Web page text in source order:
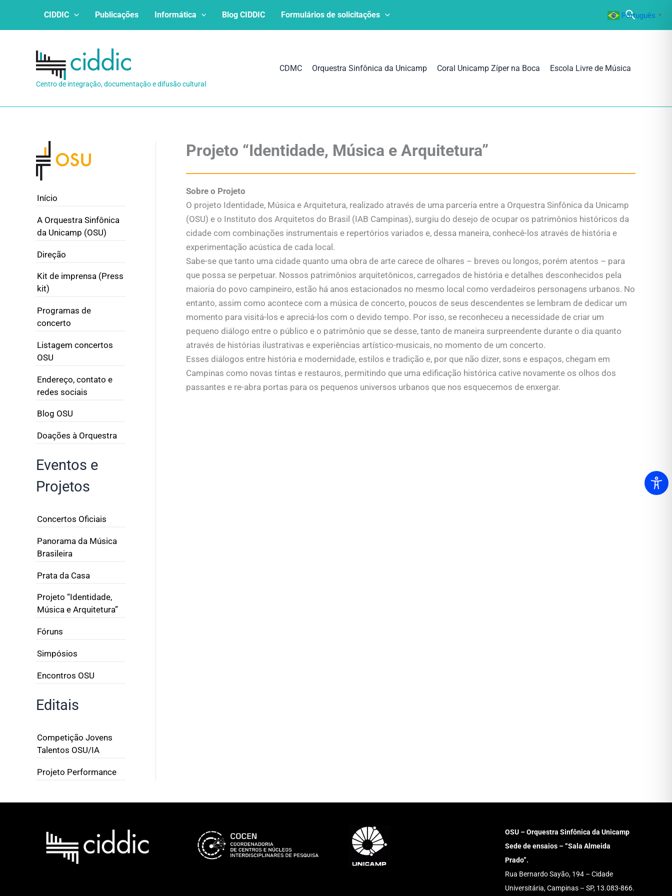
CIDDIC Publicações Informática Blog CIDDIC Formulários de solicitações
Centro de integração, documentação e difusão cultural
CDMC Orquestra Sinfônica da Unicamp Coral Unicamp Zíper na Boca Escola Livre de Música
Início
A Orquestra Sinfônica
da Unicamp (OSU)
Direção
Kit de imprensa (Press
kit)
Programas de
concerto
Listagem concertos
OSU
Endereço, contato e
redes sociais
Blog OSU
Doações à Orquestra
Eventos e
Projetos
Concertos Oficiais
Panorama da Música
Brasileira
Prata da Casa
Projeto “Identidade,
Música e Arquitetura”
Fóruns
Simpósios
Encontros OSU
Editais
Competição Jovens
Talentos OSU/IA
Projeto Performance
Projeto “Identidade, Música e Arquitetura”
Sobre o Projeto
O projeto Identidade, Música e Arquitetura, realizado através de uma parceria entre a Orquestra Sinfônica da Unicamp
(OSU) e o Instituto dos Arquitetos do Brasil (IAB Campinas), surgiu do desejo de ocupar os patrimônios históricos da
cidade com combinações instrumentais e repertórios variados e, dessa maneira, conhecê-los através de história e
experimentação acústica de cada local.
Sabe-se que tanto uma cidade quanto uma obra de arte carece de olhares – breves ou longos, porém atentos – para
que possa se perpetuar. Nossos patrimônios arquitetônicos, carregados de história e detalhes desconhecidos pela
maioria do povo campineiro, estão há anos estacionados no mesmo local como verdadeiros personagens urbanos. No
entanto, assim como acontece com a música de concerto, poucos de seus descendentes se lembram de dedicar um
momento para visitá-los e apreciá-los com o devido tempo. Por isso, se reconheceu a necessidade de criar um
pequeno diálogo entre o público e o patrimônio que se desse, tanto de maneira surpreendente durante o dia quanto
através de histórias ilustrativas e experiências artístico-musicais, no momento de um concerto.
Esses diálogos entre história e modernidade, estilos e tradição e, por que não dizer, sons e espaços, chegam em
Campinas como novas tintas e restauros, permitindo que uma edificação histórica cative novamente os olhos dos
passantes e re-abra portas para os pequenos universos urbanos que nos esquecemos de enxergar.
OSU – Orquestra Sinfônica da Unicamp
Sede de ensaios – “Sala Almeida
Prado”.
Rua Bernardo Sayão, 194 – Cidade
Universitária, Campinas – SP, 13.083-866.
Português ▼